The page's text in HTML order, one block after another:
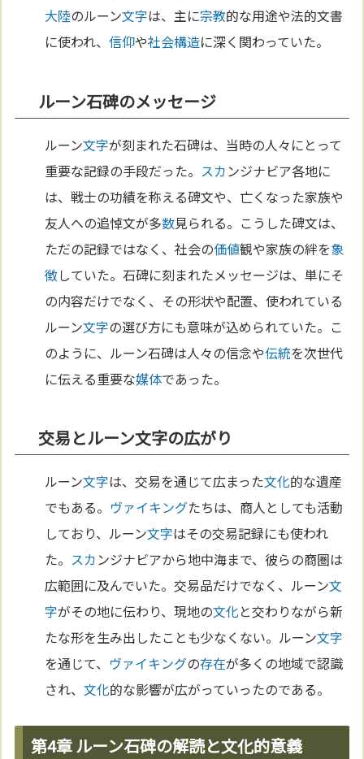
大陸のルーン文字は、主に宗教的な用途や法的文書
に使われ、信仰や社会構造に深く関わっていた。
ルーン石碑のメッセージ
ルーン文字が刻まれた石碑は、当時の人々にとって
重要な記録の手段だった。 スカ ンジナビア各地に
は、戦士の功績を称える碑文や、亡くなった家族や
友人への追悼文が多数見られる。こうした碑文は、
ただの記録ではなく、社会の価値観や家族の絆を象
徴していた。石碑に刻まれたメッセージは、単にそ
の内容だけでなく、その形状や配置、使われている
ルーン文字の選び方にも意味が込められていた。こ
のように、ルーン石碑は人々の信念や伝統を次世代
に伝える重要な媒体であった。
交易とルーン文字の広がり
ルーン文字は、交易を通じて広まった文化的な遺産
でもある。 ヴァイキングたちは、商人としても活動
しており、ルーン文字はその交易記録にも使われ
た。 スカンジナビアから地中海まで、彼らの商圏は
広範囲に及んでいた。交易品だけでなく、ルーン文
字がその地に伝わり、現地の文化と交わりながら新
たな形を生み出したことも少なくない。ルーン文字
を通じて、 ヴァイキングの存在が多くの地域で認識
され、文化的な影響が広がっていったのである。
第4章 ルーン石碑の解読と文化的意義